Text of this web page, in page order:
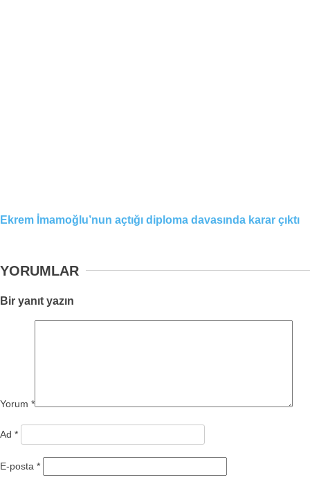
Ekrem İmamoğlu’nun açtığı diploma davasında karar çıktı
YORUMLAR
Bir yanıt yazın
Yorum *
Ad *
E-posta *